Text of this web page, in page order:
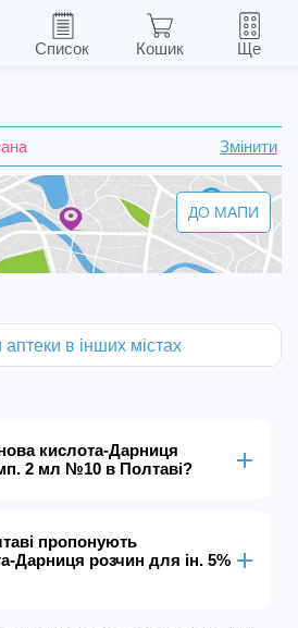
Дарниця розчин для ін.
№10
Змінити
ДО МАПИ
аптеки в інших містах
кислота-Дарниця
2 мл №10 в Полтаві?
пропонують
Дарниця розчин для ін. 5%
Список Кошик Ще